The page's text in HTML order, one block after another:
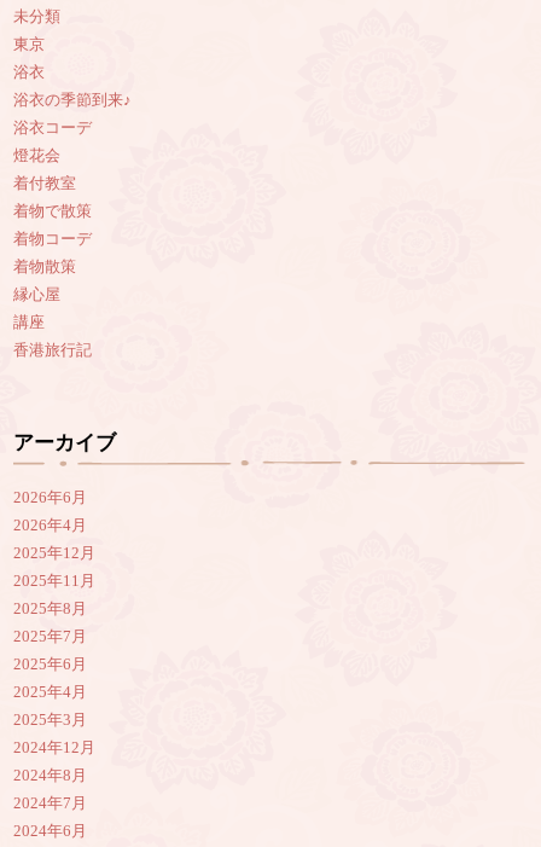
未分類
東京
浴衣
浴衣の季節到来♪
浴衣コーデ
燈花会
着付教室
着物で散策
着物コーデ
着物散策
縁心屋
講座
香港旅行記
アーカイブ
2026年6月
2026年4月
2025年12月
2025年11月
2025年8月
2025年7月
2025年6月
2025年4月
2025年3月
2024年12月
2024年8月
2024年7月
2024年6月